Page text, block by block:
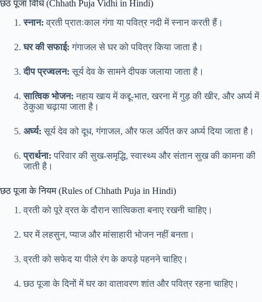
छठ पूजा विधि (Chhath Puja Vidhi in Hindi)
स्नान: व्रती प्रातःकाल गंगा या पवित्र नदी में स्नान करती हैं।
घर की सफाई: गंगाजल से घर को पवित्र किया जाता है।
दीप प्रज्वलन: सूर्य देव के सामने दीपक जलाया जाता है।
सात्विक भोजन: नहाय खाय में कद्दू-भात, खरना में गुड़ की खीर, और अर्घ्य में
ठेकुआ चढ़ाया जाता है।
अर्घ्य: सूर्य देव को दूध, गंगाजल, और फल अर्पित कर अर्घ्य दिया जाता है।
प्रार्थना: परिवार की सुख-समृद्धि, स्वास्थ्य और संतान सुख की कामना की
जाती है।
छठ पूजा के नियम (Rules of Chhath Puja in Hindi)
व्रती को पूरे व्रत के दौरान सात्विकता बनाए रखनी चाहिए।
घर में लहसुन, प्याज और मांसाहारी भोजन नहीं बनता।
व्रती को सफेद या पीले रंग के कपड़े पहनने चाहिए।
छठ पूजा के दिनों में घर का वातावरण शांत और पवित्र रहना चाहिए।